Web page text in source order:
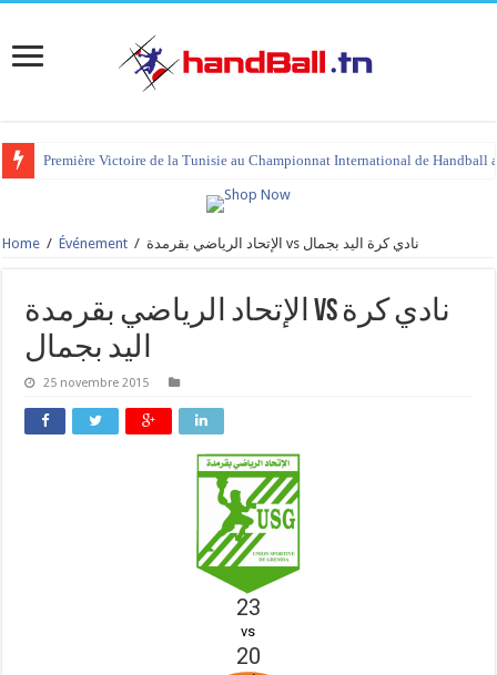
Première Victoire de la Tunisie au Championnat International de Handball
Home / Événement / الإتحاد الرياضي بقرمدة vs نادي كرة اليد بجمال
الإتحاد الرياضي بقرمدة vs نادي كرة
اليد بجمال
25 novembre 2015
23
vs
20